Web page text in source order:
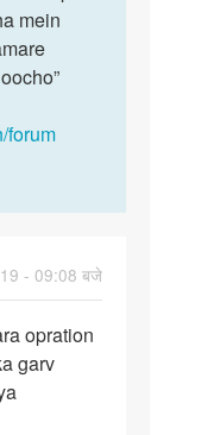
mein
forum
- 09:08 बजे
opration
garv